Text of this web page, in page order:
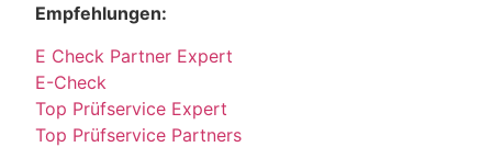
Empfehlungen:
E Check Partner Expert
E-Check
Top Prüfservice Expert
Top Prüfservice Partners